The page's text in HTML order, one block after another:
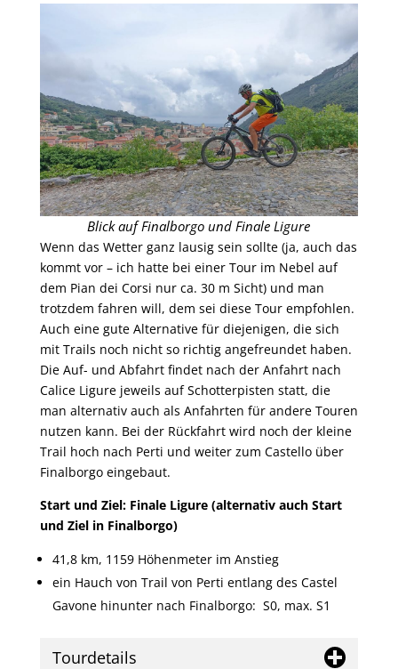
Blick auf Finalborgo und Finale Ligure
Wenn das Wetter ganz lausig sein sollte (ja, auch das
kommt vor – ich hatte bei einer Tour im Nebel auf
dem Pian dei Corsi nur ca. 30 m Sicht) und man
trotzdem fahren will, dem sei diese Tour empfohlen.
Auch eine gute Alternative für diejenigen, die sich
mit Trails noch nicht so richtig angefreundet haben.
Die Auf- und Abfahrt findet nach der Anfahrt nach
Calice Ligure jeweils auf Schotterpisten statt, die
man alternativ auch als Anfahrten für andere Touren
nutzen kann. Bei der Rückfahrt wird noch der kleine
Trail hoch nach Perti und weiter zum Castello über
Finalborgo eingebaut.
Start und Ziel: Finale Ligure (alternativ auch Start
und Ziel in Finalborgo)
41,8 km, 1159 Höhenmeter im Anstieg
ein Hauch von Trail von Perti entlang des Castel
Gavone hinunter nach Finalborgo: S0, max. S1
Tourdetails